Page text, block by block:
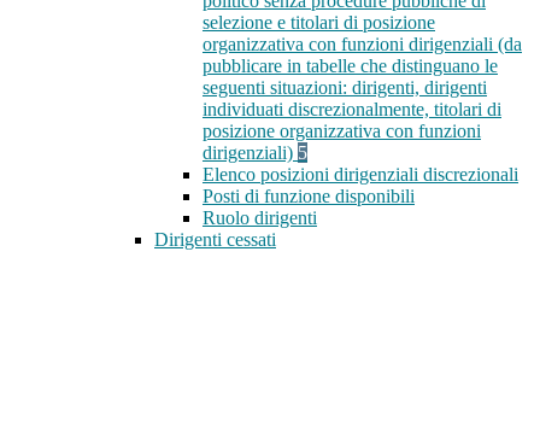
selezione e titolari di posizione
organizzativa con funzioni dirigenziali (da
pubblicare in tabelle che distinguano le
seguenti situazioni: dirigenti, dirigenti
individuati discrezionalmente, titolari di
posizione organizzativa con funzioni
dirigenziali) 5
Elenco posizioni dirigenziali discrezionali
Posti di funzione disponibili
Ruolo dirigenti
Dirigenti cessati